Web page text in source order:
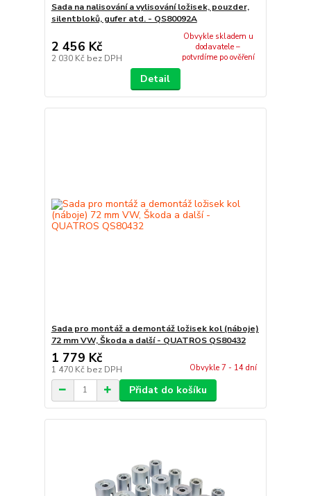
Sada na nalisování a vylisování ložisek, pouzder,
silentbloků, gufer atd. - QS80092A
2 456 Kč
2 030 Kč bez DPH
Obvykle skladem u
dodavatele –
potvrdíme po ověření
Detail
Sada pro montáž a demontáž ložisek kol (náboje)
72 mm VW, Škoda a další - QUATROS QS80432
1 779 Kč
1 470 Kč bez DPH Obvykle 7 - 14 dní
Přidat do košíku